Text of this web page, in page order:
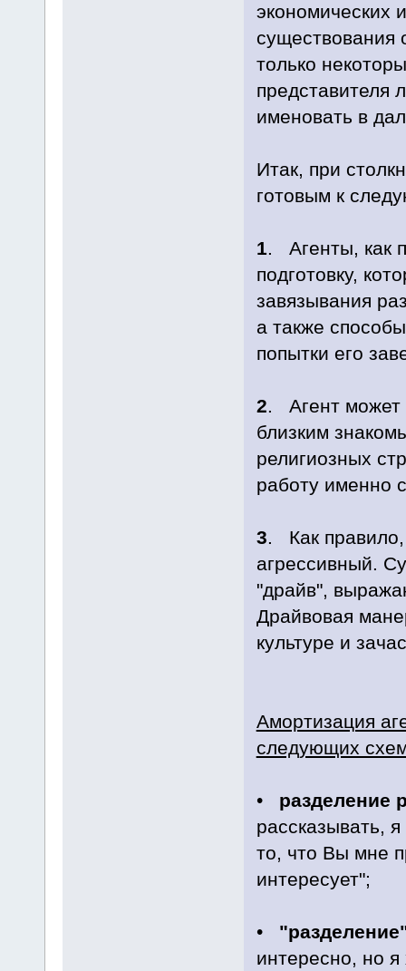
экономических
существования
только
представителя
именовать в
Итак, при
готовым к
1. Агенты, как
подготовку,
завязывания
а также
попытки его
2. Агент может
близким
религиозных
работу именно
3. Как правило,
агрессивный.
"драйв",
Драйвовая
культуре и
Амортизация
следующих
• разделение
рассказывать,
то, что Вы мне
интересует";
•
интересно, но